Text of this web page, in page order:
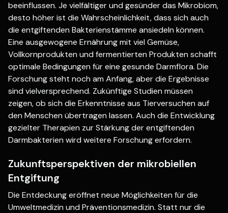
beeinflussen. Je vielfältiger und gesünder das Mikrobiom,
desto höher ist die Wahrscheinlichkeit, dass sich auch
die entgiftenden Bakterienstämme ansiedeln können.
Eine ausgewogene Ernährung mit viel Gemüse,
Vollkornprodukten und fermentierten Produkten schafft
optimale Bedingungen für eine gesunde Darmflora. Die
Forschung steht noch am Anfang, aber die Ergebnisse
sind vielversprechend. Zukünftige Studien müssen
zeigen, ob sich die Erkenntnisse aus Tierversuchen auf
den Menschen übertragen lassen. Auch die Entwicklung
gezielter Therapien zur Stärkung der entgiftenden
Darmbakterien wird weitere Forschung erfordern.
Zukunftsperspektiven der mikrobiellen
Entgiftung
Die Entdeckung eröffnet neue Möglichkeiten für die
Umweltmedizin und Präventionsmedizin. Statt nur die